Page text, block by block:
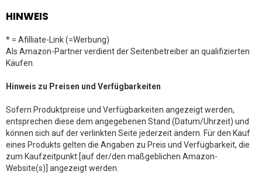
HINWEIS
* = Afilliate-Link (=Werbung)
Als Amazon-Partner verdient der Seitenbetreiber an qualifizierten
Käufen.
Hinweis zu Preisen und Verfügbarkeiten
Sofern Produktpreise und Verfügbarkeiten angezeigt werden,
entsprechen diese dem angegebenen Stand (Datum/Uhrzeit) und
können sich auf der verlinkten Seite jederzeit ändern. Für den Kauf
eines Produkts gelten die Angaben zu Preis und Verfügbarkeit, die
zum Kaufzeitpunkt [auf der/den maßgeblichen Amazon-
Website(s)] angezeigt werden.